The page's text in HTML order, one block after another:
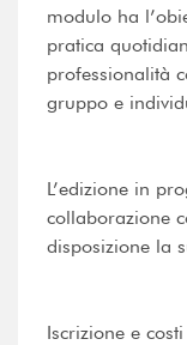
modulo ha
pratica
professionalità
gruppo e
L’edizione in
collaborazione
disposizione la
Iscrizione e costi